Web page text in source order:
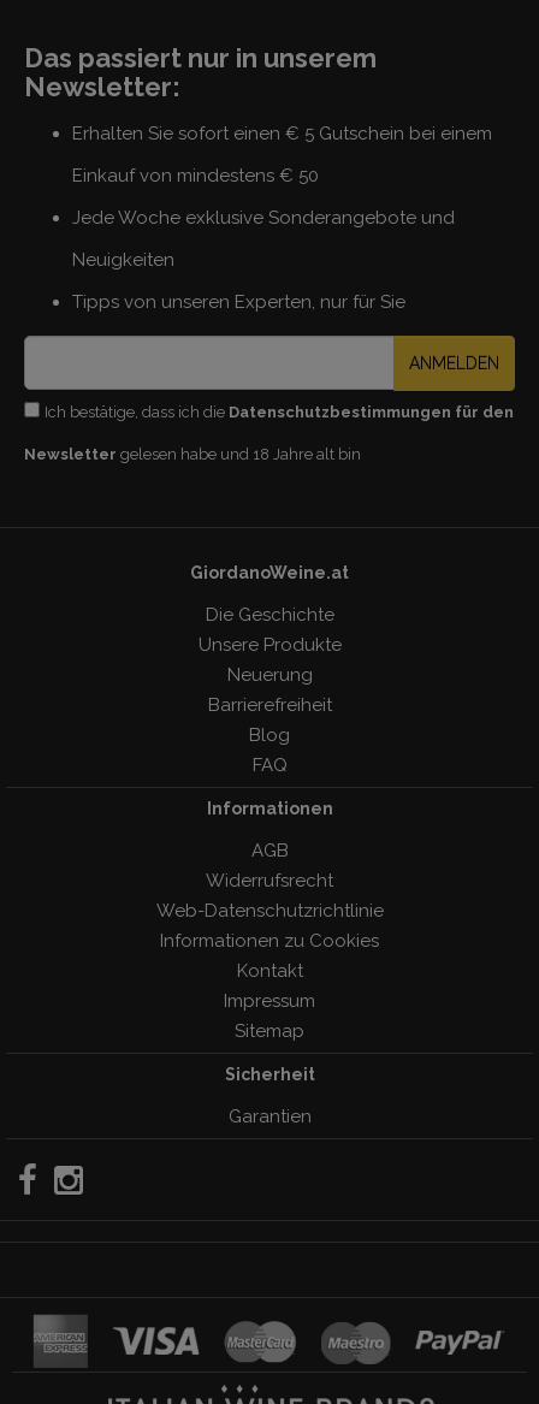
Das passiert nur in unserem
Newsletter:
Erhalten Sie sofort einen € 5 Gutschein bei einem
Einkauf von mindestens € 50
Jede Woche exklusive Sonderangebote und
Neuigkeiten
Tipps von unseren Experten, nur für Sie
ANMELDEN
Ich bestätige, dass ich die Datenschutzbestimmungen für den
Newsletter gelesen habe und 18 Jahre alt bin
GiordanoWeine.at
Die Geschichte
Unsere Produkte
Neuerung
Barrierefreiheit
Blog
FAQ
Informationen
AGB
Widerrufsrecht
Web-Datenschutzrichtlinie
Informationen zu Cookies
Kontakt
Impressum
Sitemap
Sicherheit
Garantien